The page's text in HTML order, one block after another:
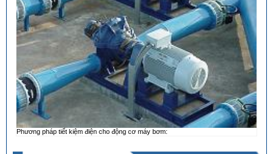
Phương pháp tiết kiệm điện cho động cơ máy bơm: